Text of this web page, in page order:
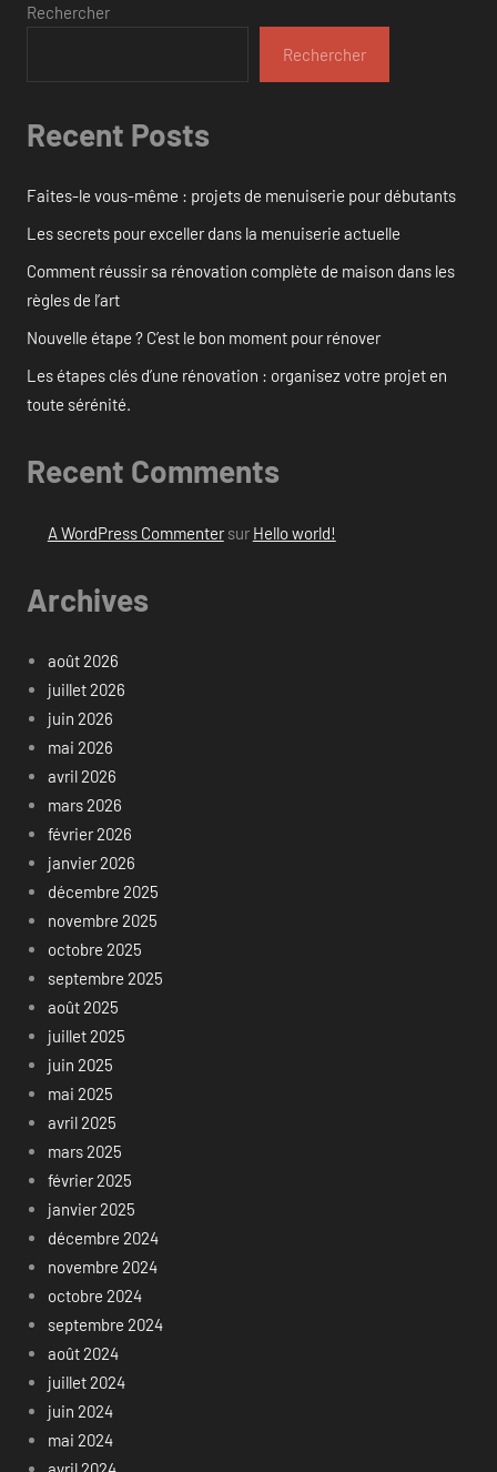
Rechercher
Rechercher
Recent Posts
Faites-le vous-même : projets de menuiserie pour débutants
Les secrets pour exceller dans la menuiserie actuelle
Comment réussir sa rénovation complète de maison dans les
règles de l’art
Nouvelle étape ? C’est le bon moment pour rénover
Les étapes clés d’une rénovation : organisez votre projet en
toute sérénité.
Recent Comments
A WordPress Commentersur Hello world!
Archives
août 2026
juillet 2026
juin 2026
mai 2026
avril 2026
mars 2026
février 2026
janvier 2026
décembre 2025
novembre 2025
octobre 2025
septembre 2025
août 2025
juillet 2025
juin 2025
mai 2025
avril 2025
mars 2025
février 2025
janvier 2025
décembre 2024
novembre 2024
octobre 2024
septembre 2024
août 2024
juillet 2024
juin 2024
mai 2024